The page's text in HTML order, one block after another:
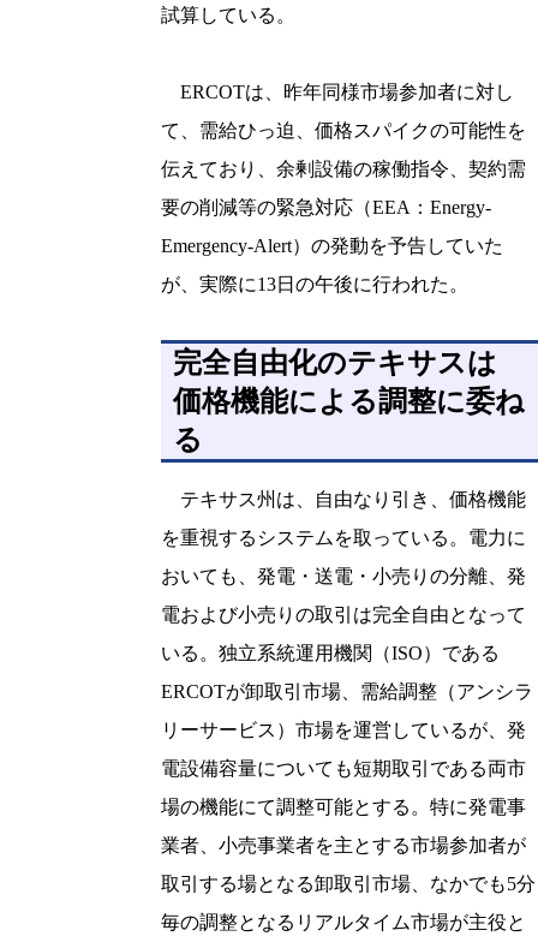
試算している。
ERCOTは、昨年同様市場参加者に対し
て、需給ひっ迫、価格スパイクの可能性を
伝えており、余剰設備の稼働指令、契約需
要の削減等の緊急対応（EEA：Energy-
Emergency-Alert）の発動を予告していた
が、実際に13日の午後に行われた。
完全自由化のテキサスは
価格機能による調整に委ね
る
テキサス州は、自由なり引き、価格機能
を重視するシステムを取っている。電力に
おいても、発電・送電・小売りの分離、発
電および小売りの取引は完全自由となって
いる。独立系統運用機関（ISO）である
ERCOTが卸取引市場、需給調整（アンシラ
リーサービス）市場を運営しているが、発
電設備容量についても短期取引である両市
場の機能にて調整可能とする。特に発電事
業者、小売事業者を主とする市場参加者が
取引する場となる卸取引市場、なかでも5分
毎の調整となるリアルタイム市場が主役と